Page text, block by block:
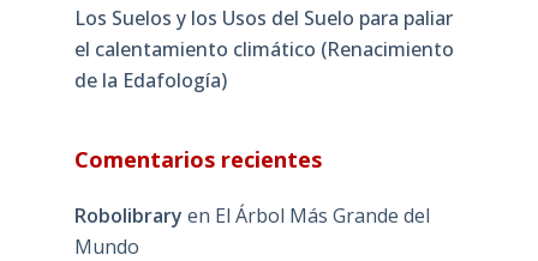
Los Suelos y los Usos del Suelo para paliar
el calentamiento climático (Renacimiento
de la Edafología)
Comentarios recientes
Robolibrary en El Árbol Más Grande del
Mundo